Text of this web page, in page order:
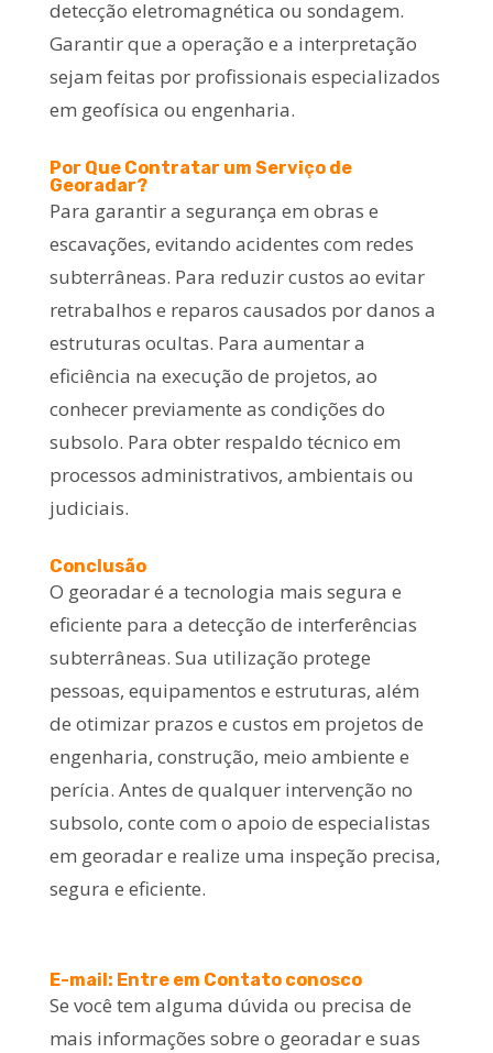
detecção eletromagnética ou sondagem.
Garantir que a operação e a interpretação
sejam feitas por profissionais especializados
em geofísica ou engenharia.
Por Que Contratar um Serviço de
Georadar?
Para garantir a segurança em obras e
escavações, evitando acidentes com redes
subterrâneas. Para reduzir custos ao evitar
retrabalhos e reparos causados por danos a
estruturas ocultas. Para aumentar a
eficiência na execução de projetos, ao
conhecer previamente as condições do
subsolo. Para obter respaldo técnico em
processos administrativos, ambientais ou
judiciais.
Conclusão
O georadar é a tecnologia mais segura e
eficiente para a detecção de interferências
subterrâneas. Sua utilização protege
pessoas, equipamentos e estruturas, além
de otimizar prazos e custos em projetos de
engenharia, construção, meio ambiente e
perícia. Antes de qualquer intervenção no
subsolo, conte com o apoio de especialistas
em georadar e realize uma inspeção precisa,
segura e eficiente.
E-mail: Entre em Contato conosco
Se você tem alguma dúvida ou precisa de
mais informações sobre o georadar e suas